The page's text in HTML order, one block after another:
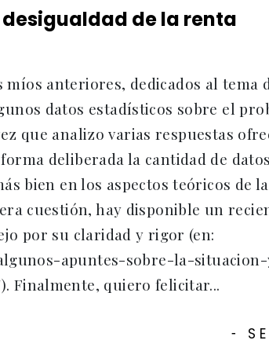
de la renta
anteriores, dedicados al tema
datos estadísticos sobre el
que analizo varias respuestas
deliberada la cantidad de
bien en los aspectos teóricos de
cuestión, hay disponible un
por su claridad y rigor (en:
apuntes-sobre-la-
Finalmente, quiero felicitar...
-